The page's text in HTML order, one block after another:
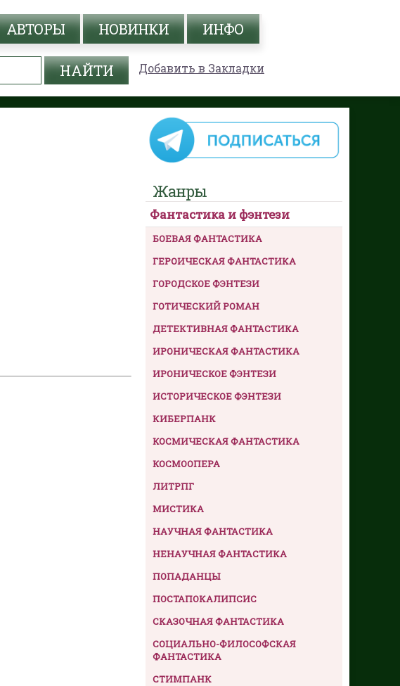
АВТОРЫ НОВИНКИ ИНФО
Добавить в Закладки
Жанры
Фантастика и фэнтези
БОЕВАЯ ФАНТАСТИКА
ГЕРОИЧЕСКАЯ ФАНТАСТИКА
ГОРОДСКОЕ ФЭНТЕЗИ
ГОТИЧЕСКИЙ РОМАН
ДЕТЕКТИВНАЯ ФАНТАСТИКА
ИРОНИЧЕСКАЯ ФАНТАСТИКА
ИРОНИЧЕСКОЕ ФЭНТЕЗИ
ИСТОРИЧЕСКОЕ ФЭНТЕЗИ
КИБЕРПАНК
КОСМИЧЕСКАЯ ФАНТАСТИКА
КОСМООПЕРА
ЛИТРПГ
МИСТИКА
НАУЧНАЯ ФАНТАСТИКА
НЕНАУЧНАЯ ФАНТАСТИКА
ПОПАДАНЦЫ
ПОСТАПОКАЛИПСИС
СКАЗОЧНАЯ ФАНТАСТИКА
СОЦИАЛЬНО-ФИЛОСОФСКАЯ
ФАНТАСТИКА
СТИМПАНК